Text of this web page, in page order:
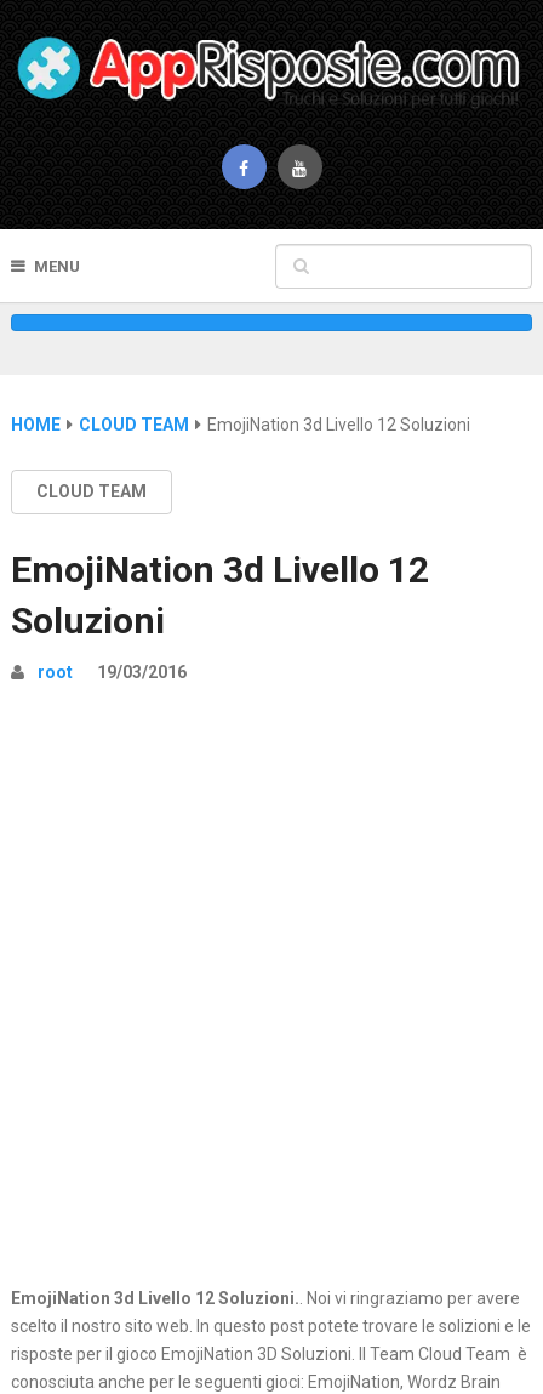
MENU
HOME CLOUD TEAM EmojiNation 3d Livello 12 Soluzioni
CLOUD TEAM
EmojiNation 3d Livello 12
Soluzioni
root 19/03/2016
EmojiNation 3d Livello 12 Soluzioni.. Noi vi ringraziamo per avere
scelto il nostro sito web. In questo post potete trovare le solizioni e le
risposte per il gioco EmojiNation 3D Soluzioni. Il Team Cloud Team è
conosciuta anche per le seguenti gioci: EmojiNation, Wordz Brain